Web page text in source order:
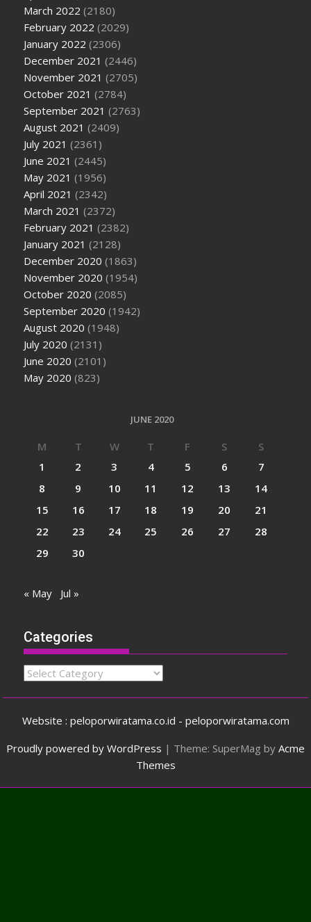
March 2022 (2180)
February 2022 (2029)
January 2022 (2306)
December 2021 (2446)
November 2021 (2705)
October 2021 (2784)
September 2021 (2763)
August 2021 (2409)
July 2021 (2361)
June 2021 (2445)
May 2021 (1956)
April 2021 (2342)
March 2021 (2372)
February 2021 (2382)
January 2021 (2128)
December 2020 (1863)
November 2020 (1954)
October 2020 (2085)
September 2020 (1942)
August 2020 (1948)
July 2020 (2131)
June 2020 (2101)
May 2020 (823)
JUNE 2020
M T W T F S
S
1
2 3 4 5 6
7
8
9 10 11 12 13
14
15
16 17 18 19 20
21
22
23 24 25 26 27
28
29
30
« May Jul »
Categories
Categories
Website : peloporwiratama.co.id - peloporwiratama.com
Proudly powered by WordPress | Theme: SuperMag by Acme
Themes